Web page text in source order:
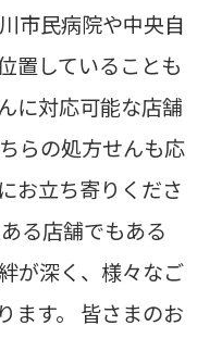
市民病院や中央自
置していることも
に対応可能な店舗
らの処方せんも応
お立ち寄りくださ
る店舗でもある
が深く、様々なご
ます。 皆さまのお